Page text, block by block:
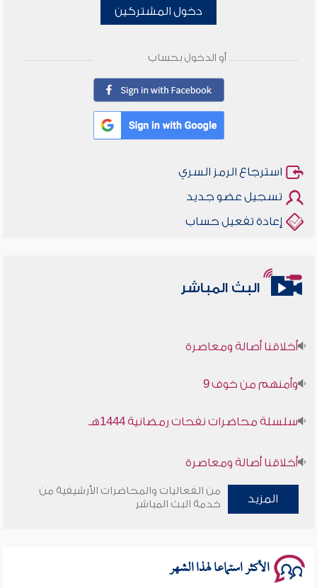
دخول المشتركين
أو الدخول بحساب
استرجاع الرمز السري
تسجيل عضو جديد
إعادة تفعيل حساب
البث المباشر
أخلاقنا أصالة ومعاصرة
وأمنهم من خوف 9
سلسلة محاضرات نفحات رمضانية 1444هـ
أخلاقنا أصالة ومعاصرة
وأمنهم من خوف 9
المزيد
من الفعاليات والمحاضرات الأرشيفية من
خدمة البث المباشر
الأكثر استماعا لهذا الشهر